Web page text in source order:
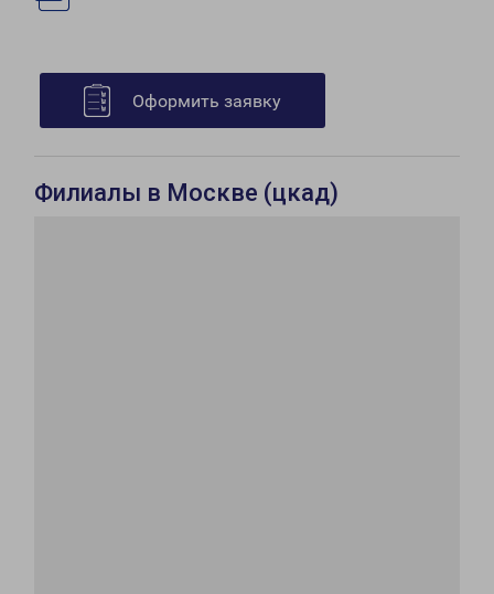
Оформить заявку
Филиалы в Москве (цкад)